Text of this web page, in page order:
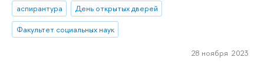
аспирантура
День открытых дверей
Факультет социальных наук
28 ноября 2023